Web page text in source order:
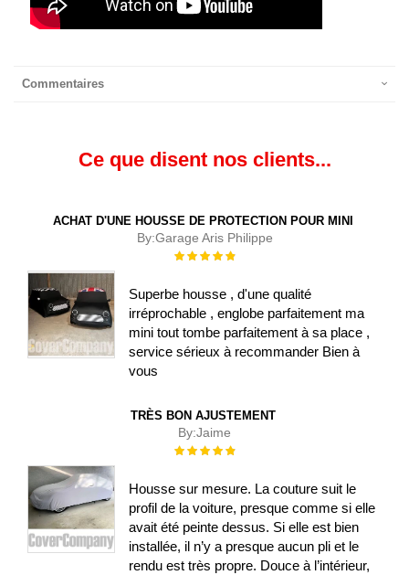
Commentaires
Ce que disent nos clients...
ACHAT D'UNE HOUSSE DE PROTECTION POUR MINI
By:Garage Aris Philippe
Évaluation :
Superbe housse , d'une qualité
irréprochable , englobe parfaitement ma
mini tout tombe parfaitement à sa place ,
service sérieux à recommander Bien à
vous
TRÈS BON AJUSTEMENT
By:Jaime
Évaluation :
Housse sur mesure. La couture suit le
profil de la voiture, presque comme si elle
avait été peinte dessus. Si elle est bien
installée, il n’y a presque aucun pli et le
rendu est très propre. Douce à l’intérieur,